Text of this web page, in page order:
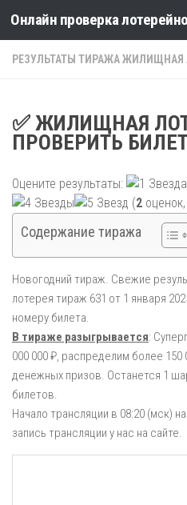
Skip to content
РЕЗУЛЬТАТЫ ТИРАЖА ЖИЛИЩНАЯ
✅ ЖИЛИЩНАЯ
ПРОВЕРИТЬ
Оцените результаты:
(2
Содержание тиража
Новогодний тираж. Свежие
лотерея тираж 631 от 1 января
номеру билета.
В тираже разыгрывается:
000 000 ₽, распределим более 150
денежных призов. Останется 1
билетов.
Начало трансляции в 08:20 (мск)
запись трансляции у нас на сайте.